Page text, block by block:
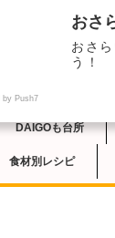
ン
DAIGOも台所
食材別レシピ
おさ
おさ
う！
by Push7